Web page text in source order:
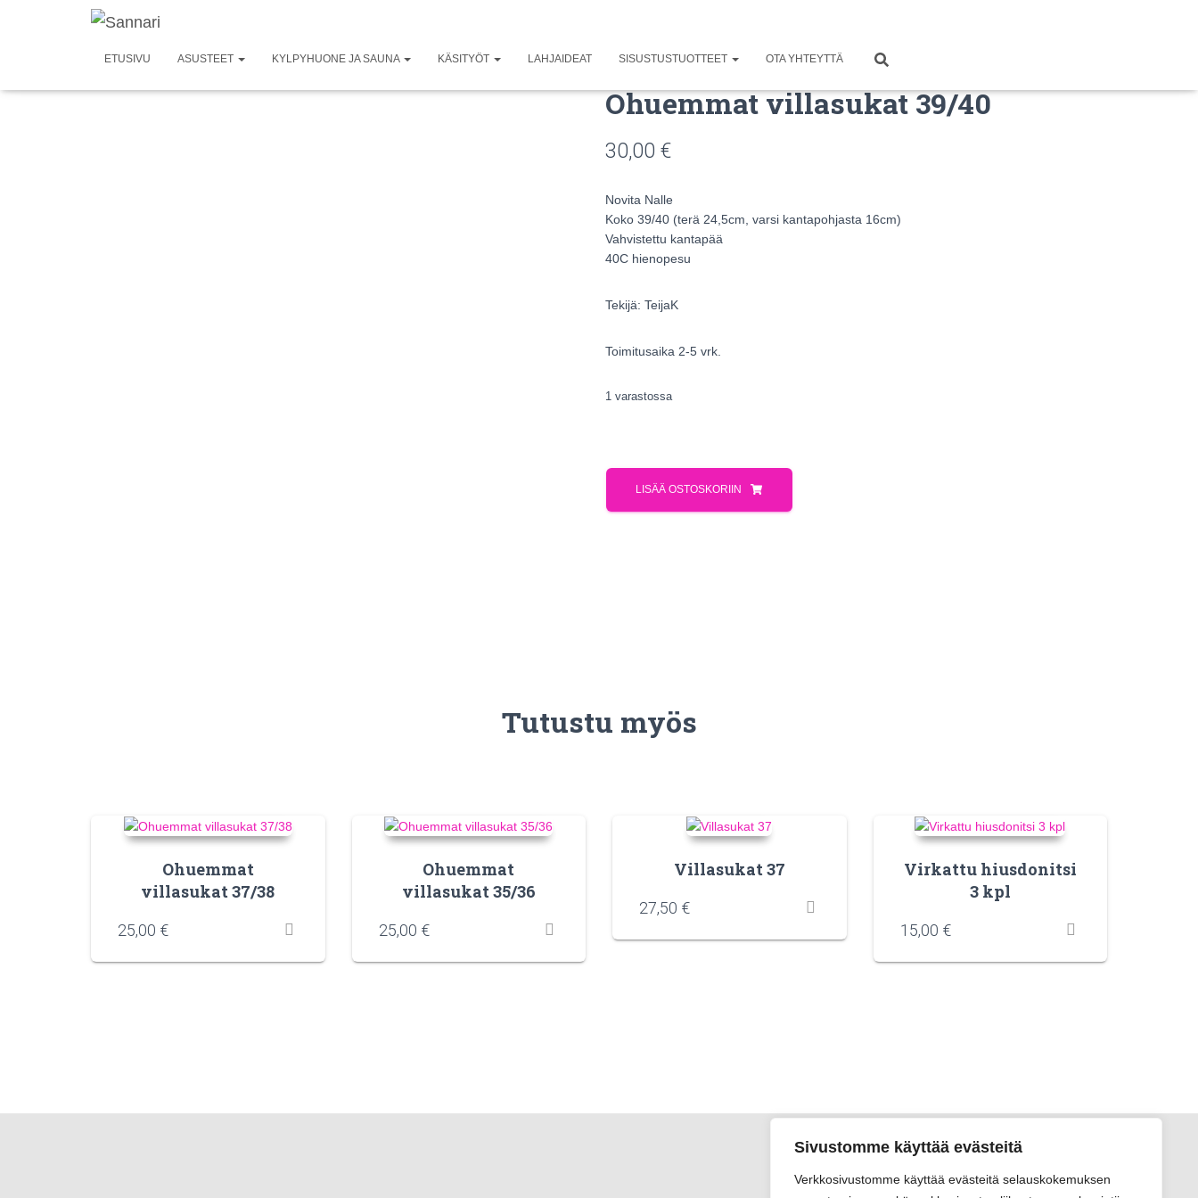
Sivustomme käyttää evästeitä
Verkkosivustomme käyttää evästeitä selauskokemuksen
ETUSIVU ASUSTEET KYLPYHUONE JA SAUNA KÄSITYÖT LAHJAIDEAT SISUSTUSTUOTTEET OTA YHTEYTTÄ
Ohuemmat villasukat 39/40
30,00 €
Novita Nalle
Koko 39/40 (terä 24,5cm, varsi kantapohjasta 16cm)
Vahvistettu kantapää
40C hienopesu
Tekijä: TeijaK
Toimitusaika 2-5 vrk.
1 varastossa
LISÄÄ OSTOSKORIIN
Tutustu myös
Ohuemmat
villasukat 37/38
25,00 €
Ohuemmat
villasukat 35/36
25,00 €
Villasukat 37
27,50 €
Virkattu hiusdonitsi
3 kpl
15,00 €